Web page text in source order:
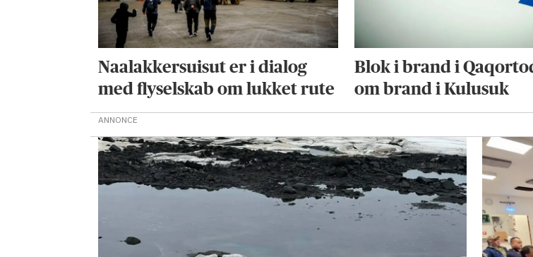
Naalakkersuisut er i dialog
med flyselskab om lukket rute
Blok i brand i
om brand i Kulusuk
ANNONCE